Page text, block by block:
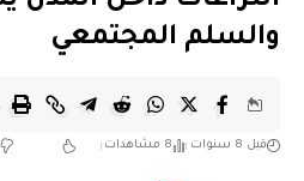
والسلم المجتمعي
قبل 8 سنوات 8 مشاهدات